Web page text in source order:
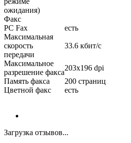
ожидания)
Факс
PC Fax
есть
Максимальная
скорость
передачи
33.6 кбит/c
Максимальное
разрешение факса
203x196 dpi
Память факса
200 страниц
Цветной факс
есть
Загрузка отзывов...